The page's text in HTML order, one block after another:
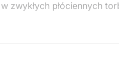
płóciennych